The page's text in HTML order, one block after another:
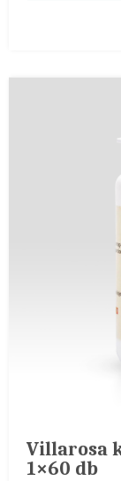
Villarosa
1×60 db